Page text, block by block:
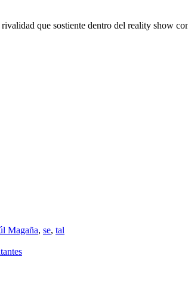
rivalidad que sostiente dentro del reality
Magaña, se, tal